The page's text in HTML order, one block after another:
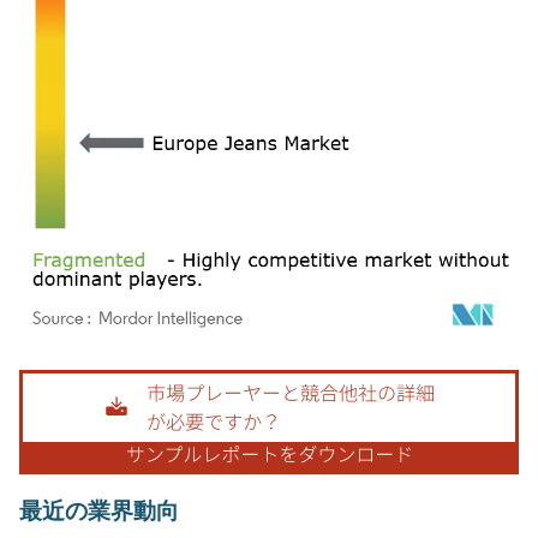
画像 © Mordor Intelligence。再利用にはCC BY 4.0の表示が必要です。
最近の業界動向